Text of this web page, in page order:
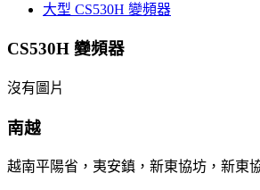
大型 CS530H 變頻器
CS530H 變頻器
沒有圖片
南越
越南平陽省，夷安鎮，新東協坊，新東